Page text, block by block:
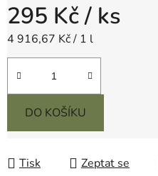
295 Kč/ ks
Měrná cena:
4 916,67 Kč / 1 l
DO KOŠÍKU
Tisk Zeptat se